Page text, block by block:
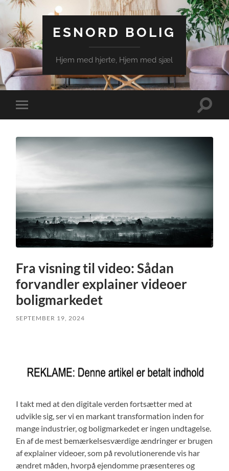
ESNORD BOLIG
Hjem med hjerte, Hjem med sjæl
Toggle
mobile
Toggle
Fra visning til video: Sådan
forvandler explainer videoer
boligmarkedet
SEPTEMBER 19, 2024
I takt med at den digitale verden fortsætter med at
udvikle sig, ser vi en markant transformation inden for
mange industrier, og boligmarkedet er ingen undtagelse.
En af de mest bemærkelsesværdige ændringer er brugen
af explainer videoer, som på revolutionerende vis har
ændret måden, hvorpå ejendomme præsenteres og